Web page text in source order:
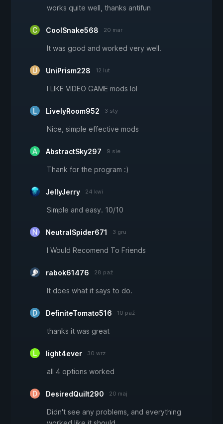
works quite well, thanks antifun
CoolSnake568 20 mar
It was good and worked very well.
UniPrism228 12 lut
I LIKE VIDEO GAME mods lol
LivelyRoom952 3 sty
Nice, simple effective mods
AbstractSky297 9 sie
Thank for the program :)
JellyJerry 24 kwi
Simple and easy. 10/10
NeutralSpider671 3 gru
I Would Recomend To Friends
rabok61476 28 paź
It does what it says to do.
DefiniteTomato516 10 paź
thanks it was great
light4ever 30 wrz
all 4 options worked
DesiredQuilt290 20 maj
Didn't see any problems, and everything